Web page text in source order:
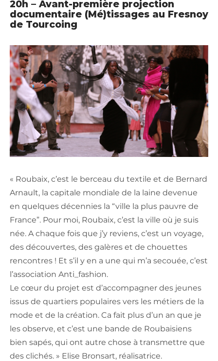
20h – Avant-première projection
documentaire (Mé)tissages au Fresnoy
de Tourcoing
« Roubaix, c’est le berceau du textile et de Bernard
Arnault, la capitale mondiale de la laine devenue
en quelques décennies la “ville la plus pauvre de
France”. Pour moi, Roubaix, c’est la ville où je suis
née. A chaque fois que j’y reviens, c’est un voyage,
des découvertes, des galères et de chouettes
rencontres ! Et s’il y en a une qui m’a secouée, c’est
l’association Anti_fashion.
Le cœur du projet est d’accompagner des jeunes
issus de quartiers populaires vers les métiers de la
mode et de la création. Ca fait plus d’un an que je
les observe, et c’est une bande de Roubaisiens
bien sapés, qui ont autre chose à transmettre que
des clichés. » Elise Bronsart, réalisatrice.